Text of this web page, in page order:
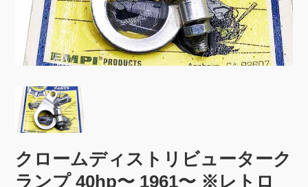
クロームディストリビューターク
ランプ 40hp〜 1961〜 ※レトロ